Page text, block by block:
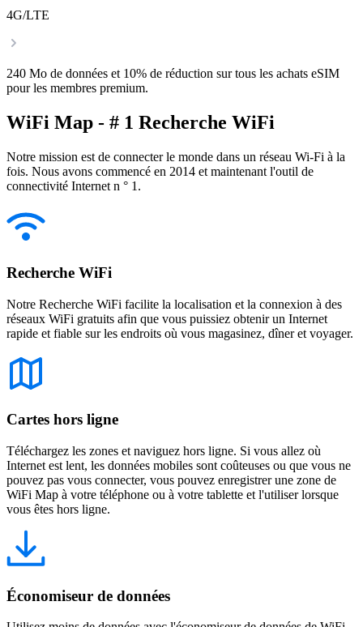
4G/LTE
240 Mo de données et 10% de réduction sur tous les achats eSIM
pour les membres premium.
WiFi Map - # 1 Recherche WiFi
Notre mission est de connecter le monde dans un réseau Wi-Fi à la
fois. Nous avons commencé en 2014 et maintenant l'outil de
connectivité Internet n ° 1.
Recherche WiFi
Notre Recherche WiFi facilite la localisation et la connexion à des
réseaux WiFi gratuits afin que vous puissiez obtenir un Internet
rapide et fiable sur les endroits où vous magasinez, dîner et voyager.
Cartes hors ligne
Téléchargez les zones et naviguez hors ligne. Si vous allez où
Internet est lent, les données mobiles sont coûteuses ou que vous ne
pouvez pas vous connecter, vous pouvez enregistrer une zone de
WiFi Map à votre téléphone ou à votre tablette et l'utiliser lorsque
vous êtes hors ligne.
Économiseur de données